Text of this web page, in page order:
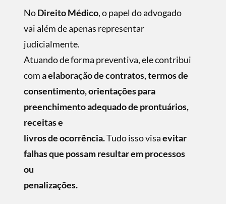
NoDireito Médico, o papel do advogado
vai além de apenas representar
judicialmente.
Atuando de forma preventiva, ele contribui
coma elaboração de contratos, termos de
consentimento, orientações para
preenchimento adequado de prontuários,
receitas e
livros de ocorrência.Tudo isso visaevitar
falhas que possam resultar em processos
ou
penalizações.